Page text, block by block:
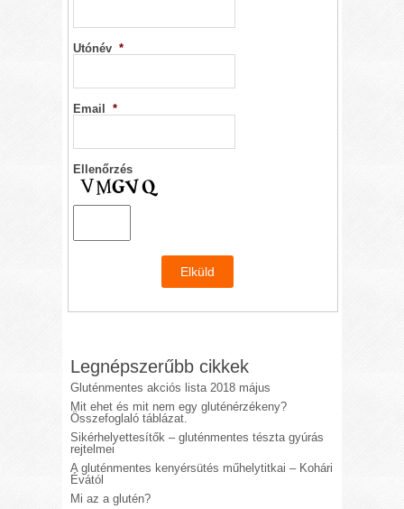
Utónév *
Email *
Ellenőrzés
Legnépszerűbb cikkek
Gluténmentes akciós lista 2018 május
Mit ehet és mit nem egy gluténérzékeny?
Összefoglaló táblázat.
Sikérhelyettesítők – gluténmentes tészta gyúrás
rejtelmei
A gluténmentes kenyérsütés műhelytitkai – Kohári
Évától
Mi az a glutén?